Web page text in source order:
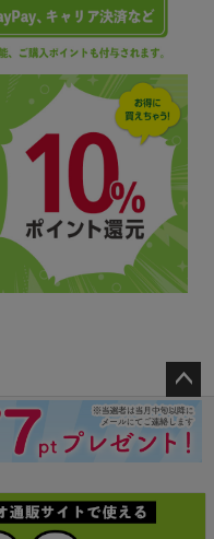
ペー
ジト
ップ